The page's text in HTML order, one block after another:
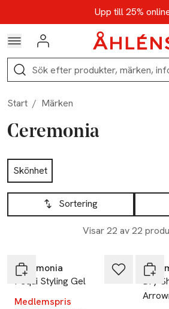
Hoppa till navigationsmenynUpp till 25%
Kod: AUG25 -
Logga in
Sök
Start / Märken
Ceremonia
Hoppa till produktsidan
Skönhet
Hoppa till produktsidan
Sortering
Visar 22 av 22
Lista över produkter
Ceremonia
Pequi Styling Gel
Medlemspris
Dry